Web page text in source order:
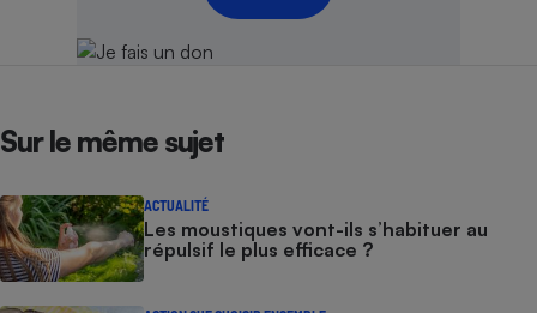
Sur le même sujet
ACTUALITÉ
Les moustiques vont-ils s’habituer au
répulsif le plus efficace ?